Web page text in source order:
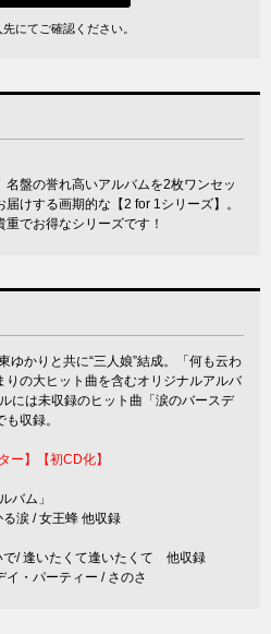
にてご確認ください。
盤の誉れ高いアルバムを2枚ワンセッ
けする画期的な【2 for 1シリーズ】。
でお得なシリーズです！
ゆかりと共に“三人娘”結成。「何も云わ
の大ヒット曲を含むオリジナルアルバ
には未収録のヒット曲「涙のバースデ
収録。
ー】【初CD化】
バム」
涙 / 女王蜂 他収録
/ 逢いたくて逢いたくて 他収録
イ・パーティー / さのさ